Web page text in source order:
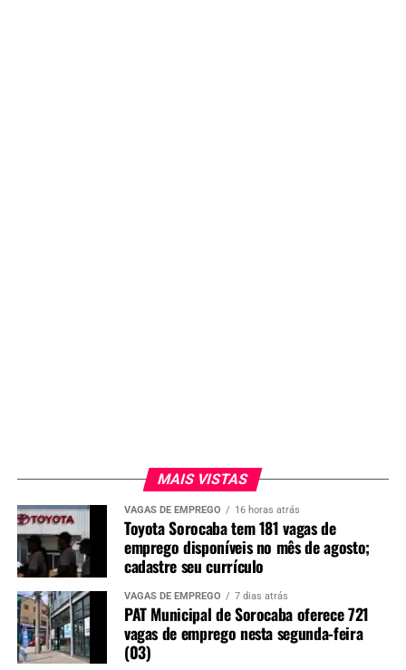
MAIS VISTAS
VAGAS DE EMPREGO 16 horas atrás
Toyota Sorocaba tem 181 vagas de
emprego disponíveis no mês de agosto;
cadastre seu currículo
VAGAS DE EMPREGO 7 dias atrás
PAT Municipal de Sorocaba oferece 721
vagas de emprego nesta segunda-feira
(03)